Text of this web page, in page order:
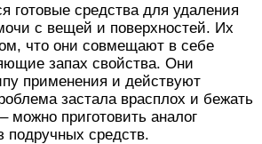
готовые средства для удаления
с вещей и поверхностей. Их
что они совмещают в себе
запах свойства. Они
применения и действуют
застала врасплох и бежать
можно приготовить аналог
подручных средств.